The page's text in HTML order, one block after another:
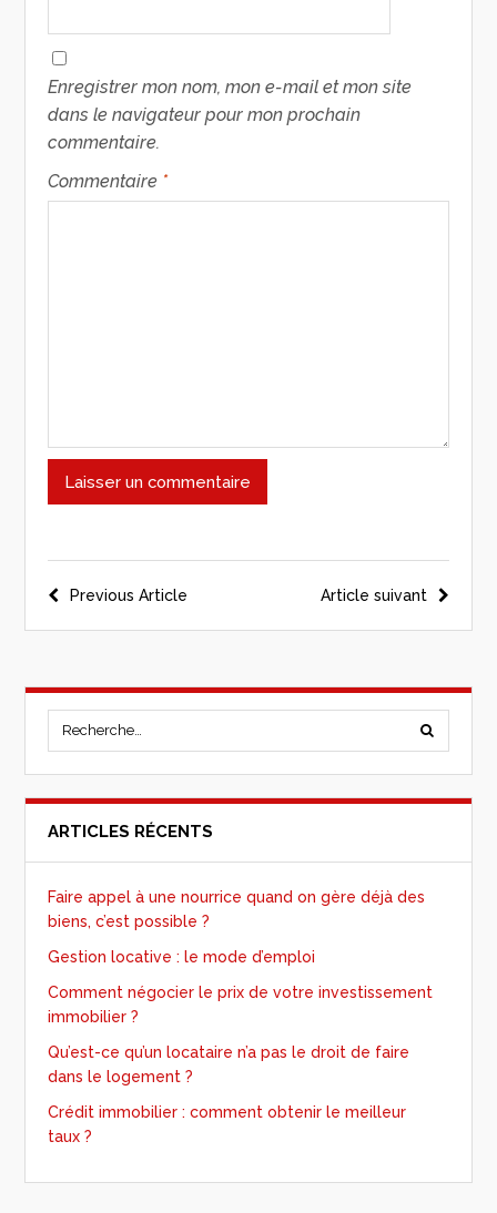
Enregistrer mon nom, mon e-mail et mon site
dans le navigateur pour mon prochain
commentaire.
Commentaire *
Article suivant
Previous Article
ARTICLES RÉCENTS
Faire appel à une nourrice quand on gère déjà des
biens, c’est possible ?
Gestion locative : le mode d’emploi
Comment négocier le prix de votre investissement
immobilier ?
Qu’est-ce qu’un locataire n’a pas le droit de faire
dans le logement ?
Crédit immobilier : comment obtenir le meilleur
taux ?